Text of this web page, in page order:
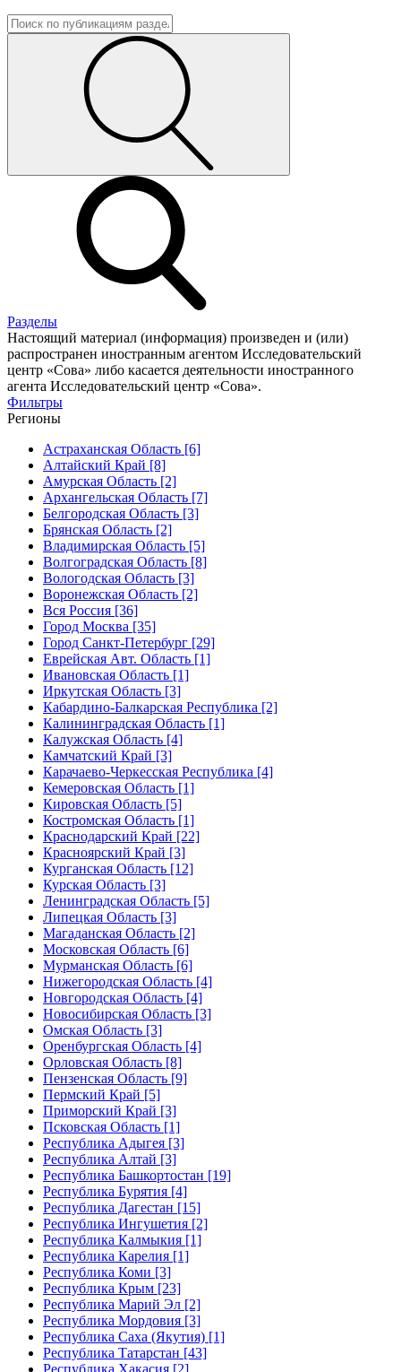
Разделы
Настоящий материал (информация) произведен и (или)
распространен иностранным агентом Исследовательский
центр «Сова» либо касается деятельности иностранного
агента Исследовательский центр «Сова».
Фильтры
Регионы
Астраханская Область [6]
Алтайский Край [8]
Амурская Область [2]
Архангельская Область [7]
Белгородская Область [3]
Брянская Область [2]
Владимирская Область [5]
Волгоградская Область [8]
Вологодская Область [3]
Воронежская Область [2]
Вся Россия [36]
Город Москва [35]
Город Санкт-Петербург [29]
Еврейская Авт. Область [1]
Ивановская Область [1]
Иркутская Область [3]
Кабардино-Балкарская Республика [2]
Калининградская Область [1]
Калужская Область [4]
Камчатский Край [3]
Карачаево-Черкесская Республика [4]
Кемеровская Область [1]
Кировская Область [5]
Костромская Область [1]
Краснодарский Край [22]
Красноярский Край [3]
Курганская Область [12]
Курская Область [3]
Ленинградская Область [5]
Липецкая Область [3]
Магаданская Область [2]
Московская Область [6]
Мурманская Область [6]
Нижегородская Область [4]
Новгородская Область [4]
Новосибирская Область [3]
Омская Область [3]
Оренбургская Область [4]
Орловская Область [8]
Пензенская Область [9]
Пермский Край [5]
Приморский Край [3]
Псковская Область [1]
Республика Адыгея [3]
Республика Алтай [3]
Республика Башкортостан [19]
Республика Бурятия [4]
Республика Дагестан [15]
Республика Ингушетия [2]
Республика Калмыкия [1]
Республика Карелия [1]
Республика Коми [3]
Республика Крым [23]
Республика Марий Эл [2]
Республика Мордовия [3]
Республика Саха (Якутия) [1]
Республика Татарстан [43]
Республика Хакасия [2]